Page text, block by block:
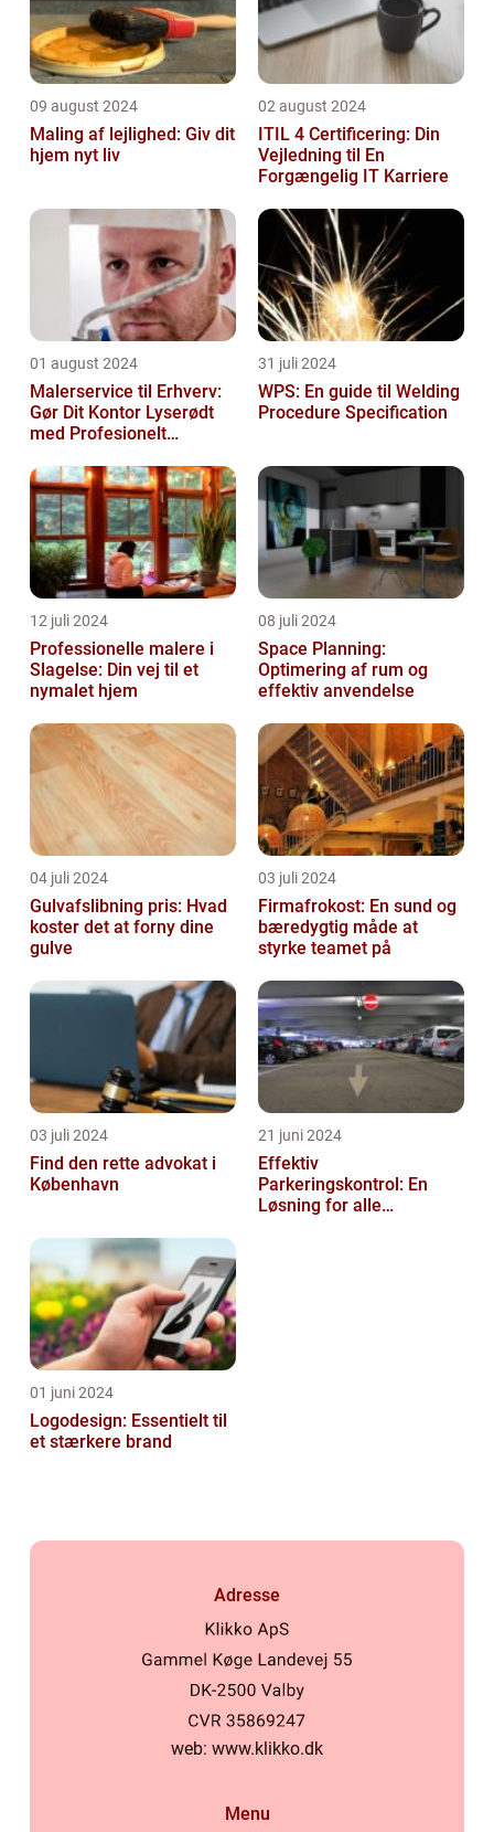
09 august 2024
Maling af lejlighed: Giv dit
hjem nyt liv
02 august 2024
ITIL 4 Certificering: Din
Vejledning til En
Forgængelig IT Karriere
01 august 2024
Malerservice til Erhverv:
Gør Dit Kontor Lyserødt
med Profesionelt
31 juli 2024
WPS: En guide til Welding
Procedure Specification
12 juli 2024
Professionelle malere i
Slagelse: Din vej til et
nymalet hjem
08 juli 2024
Space Planning:
Optimering af rum og
effektiv anvendelse
04 juli 2024
Gulvafslibning pris: Hvad
koster det at forny dine
gulve
03 juli 2024
Firmafrokost: En sund og
bæredygtig måde at
styrke teamet på
03 juli 2024
Find den rette advokat i
København
21 juni 2024
Effektiv
Parkeringskontrol: En
Løsning for alle
01 juni 2024
Logodesign: Essentielt til
et stærkere brand
Adresse
web: www.klikko.dk
Menu